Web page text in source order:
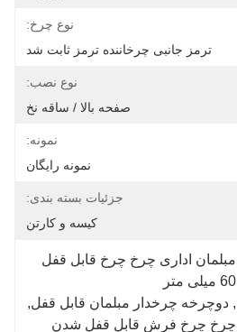
نوع چرخ:
ترمز جانبی چرخاننده ترمز ثابت شد
نوع نصب:
صفحه بالا / ساقه نخ
نمونه:
نمونه رایگان
جزئیات بسته بندی:
کیسه و کارتن
60 میلی متر
, دوچرخه چرخدار مبلمان قابل قفل,
چرخ چرخ فرش قابل قفل شدن